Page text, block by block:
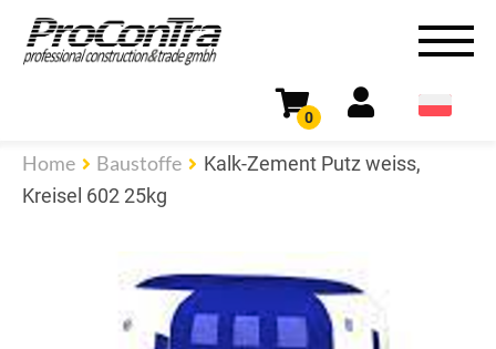
0
Home Baustoffe
Kalk-Zement Putz weiss,
Kreisel 602 25kg